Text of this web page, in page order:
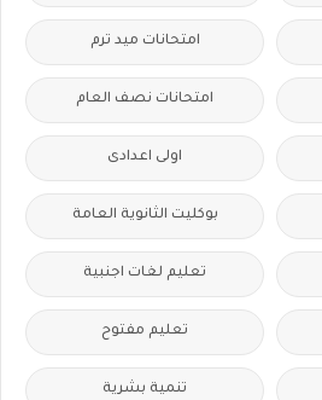
امتحانات ميد ترم
امتحانات نصف العام
اولى اعدادى
بوكليت الثانوية العامة
تعليم لغات اجنبية
تعليم مفتوح
تنمية بشرية